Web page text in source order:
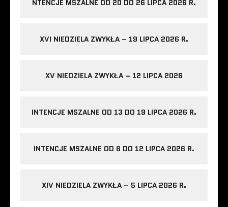
NTENCJE MSZALNE OD 20 DO 26 LIPCA 2026 R.
XVI NIEDZIELA ZWYKŁA – 19 LIPCA 2026 R.
XV NIEDZIELA ZWYKŁA – 12 LIPCA 2026
INTENCJE MSZALNE OD 13 DO 19 LIPCA 2026 R.
INTENCJE MSZALNE OD 6 DO 12 LIPCA 2026 R.
XIV NIEDZIELA ZWYKŁA – 5 LIPCA 2026 R.